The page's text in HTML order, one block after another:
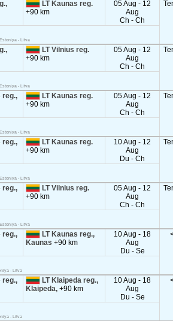
LT Kaunas reg.
+90 km
05 Aug - 12
Aug
Ch - Ch
- Litva
LT Vilnius reg.
+90 km
05 Aug - 12
Aug
Ch - Ch
- Litva
reg.,
LT Kaunas reg.
+90 km
05 Aug - 12
Aug
Ch - Ch
- Litva
reg.,
LT Kaunas reg.
+90 km
10 Aug - 12
Aug
Du - Ch
- Litva
reg.,
LT Vilnius reg.
+90 km
05 Aug - 12
Aug
Ch - Ch
- Litva
reg.,
LT Kaunas reg.,
Kaunas+90 km
10 Aug - 18
Aug
Du - Se
- Litva
reg.,
LT Klaipeda reg.,
Klaipeda,+90 km
10 Aug - 18
Aug
Du - Se
- Litva